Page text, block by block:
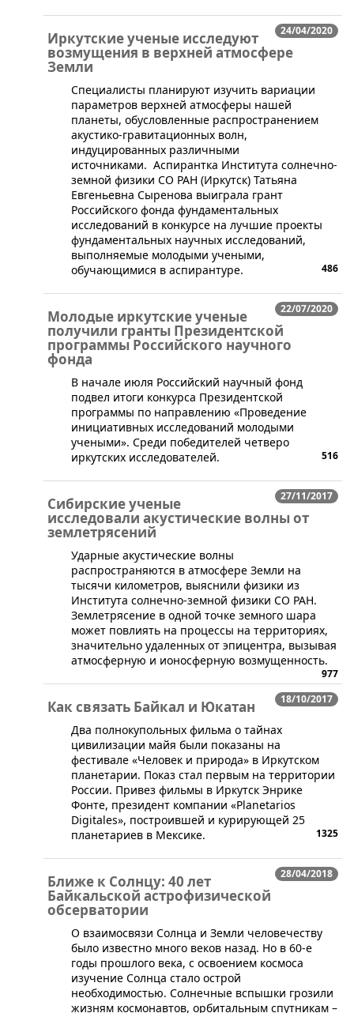
24/04/2020
Иркутские ученые исследуют
возмущения в верхней атмосфере
Земли
​Специалисты планируют изучить вариации
параметров верхней атмосферы нашей
планеты, обусловленные распространением
акустико-гравитационных волн,
индуцированных различными
источниками. Аспирантка Института солнечно-
земной физики СО РАН (Иркутск) Татьяна
Евгеньевна Сыренова выиграла грант
Российского фонда фундаментальных
исследований в конкурсе на лучшие проекты
фундаментальных научных исследований,
выполняемые молодыми учеными,
обучающимися в аспирантуре.
486
22/07/2020
Молодые иркутские ученые
получили гранты Президентской
программы Российского научного
фонда
В начале июля Российский научный фонд
подвел итоги конкурса Президентской
программы по направлению «Проведение
инициативных исследований молодыми
учеными». Среди победителей четверо
иркутских исследователей.
516
27/11/2017
Сибирские ученые
исследовали акустические волны от
землетрясений
Ударные акустические волны
распространяются в атмосфере Земли на
тысячи километров, выяснили физики из
Института солнечно-земной физики СО РАН.
Землетрясение в одной точке земного шара
может повлиять на процессы на территориях,
значительно удаленных от эпицентра, вызывая
атмосферную и ионосферную возмущенность.
977
18/10/2017
Как связать Байкал и Юкатан
Два полнокупольных фильма о тайнах
цивилизации майя были показаны на
фестивале «Человек и природа» в Иркутском
планетарии. Показ стал первым на территории
России. Привез фильмы в Иркутск Энрике
Фонте, президент компании «Planetarios
Digitales», построившей и курирующей 25
планетариев в Мексике.
1325
28/04/2018
Ближе к Солнцу: 40 лет
Байкальской астрофизической
обсерватории
​О взаимосвязи Солнца и Земли человечеству
было известно много веков назад. Но в 60-е
годы прошлого века, с освоением космоса
изучение Солнца стало острой
необходимостью. Солнечные вспышки грозили
жизням космонавтов, орбитальным спутникам –